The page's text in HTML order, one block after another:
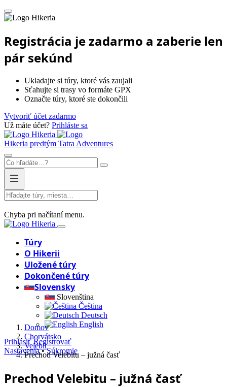
Hikeria
Registrácia je zadarmo a zaberie len
pár sekúnd
Ukladajte si túry, ktoré vás zaujali
Sťahujte si trasy vo formáte GPX
Označte túry, ktoré ste dokončili
Vytvoriť účet zadarmo
Už máte účet? Prihláste sa
Hikeria
Hikeria predtým Tatra Adventures
Chyba pri načítaní menu.
Hikeria
Túry
O Hikerii
Uložené túry
Dokončené túry
Slovensky
Slovenština
Čeština
Deutsch
English
Prihlásiť Registrovať
Nastavenia• Súkromie
Domov
Chorvátsko
Velebit
Prechod Velebitu – južná časť
Prechod Velebitu – južná časť